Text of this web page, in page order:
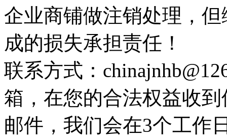
企业商铺做注销处理，
成的损失承担责任！
联系方式：
箱，在您的合法权益收
邮件，我们会在3个工作